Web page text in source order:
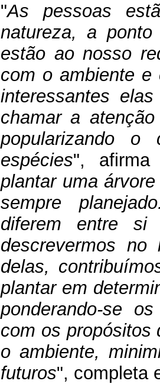
"As pessoas
natureza, a
estão ao nosso
com o ambiente
interessantes
chamar a
popularizando o
espécies",
plantar uma
sempre
diferem entre si
descrevermos
delas,
plantar em
ponderando-se
com os propósitos
o ambiente,
futuros", completa